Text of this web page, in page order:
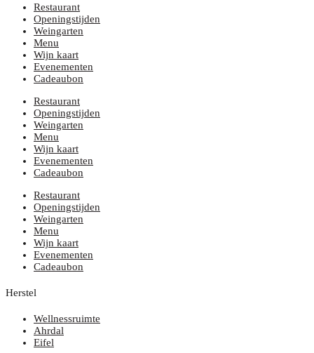
Restaurant
Openingstijden
Weingarten
Menu
Wijn kaart
Evenementen
Cadeaubon
Restaurant
Openingstijden
Weingarten
Menu
Wijn kaart
Evenementen
Cadeaubon
Restaurant
Openingstijden
Weingarten
Menu
Wijn kaart
Evenementen
Cadeaubon
Herstel
Wellnessruimte
Ahrdal
Eifel